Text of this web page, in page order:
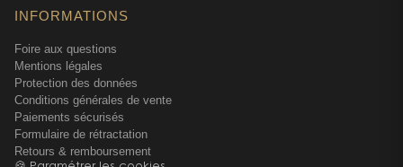
INFORMATIONS
Foire aux questions
Mentions légales
Protection des données
Conditions générales de vente
Paiements sécurisés
Formulaire de rétractation
Retours & remboursement